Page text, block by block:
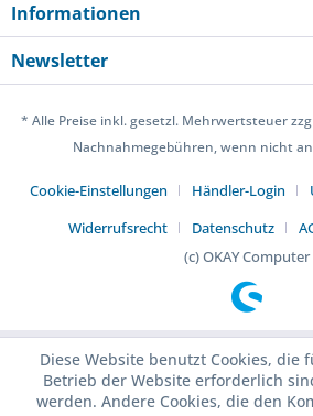
Informationen
Newsletter
* Alle Preise inkl. gesetzl. Mehrwertsteuer
Nachnahmegebühren, wenn nicht
Cookie-Einstellungen Händler-Login
Widerrufsrecht
Datenschutz
(c) OKAY Computer
Diese Website benutzt Cookies, die
Betrieb der Website erforderlich
werden. Andere Cookies, die den